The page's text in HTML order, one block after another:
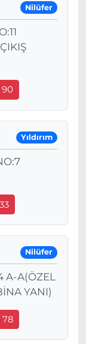
Nilüfer
90
Yıldırım
Nilüfer
A-A(ÖZEL
YANI)
78